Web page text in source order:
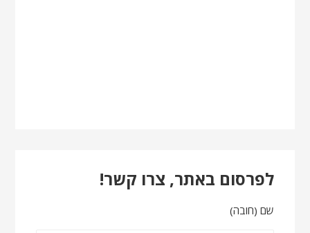
לפרסום באתר, צרו קשר!
שם (חובה)